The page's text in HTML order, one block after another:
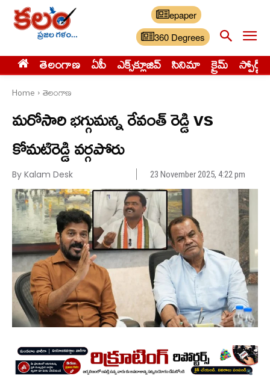
epaper
360 Degrees
తెలంగాణ ఏపీ ఎక్స్‌క్లూజివ్‌ సినిమా క్రైమ్ స్పోర్ట్స్
Home తెలంగాణ
మరోసారి భగ్గుమన్న రేవంత్ రెడ్డి vs
కోమటిరెడ్డి వర్గపోరు
By Kalam Desk 23 November 2025, 4:22 pm